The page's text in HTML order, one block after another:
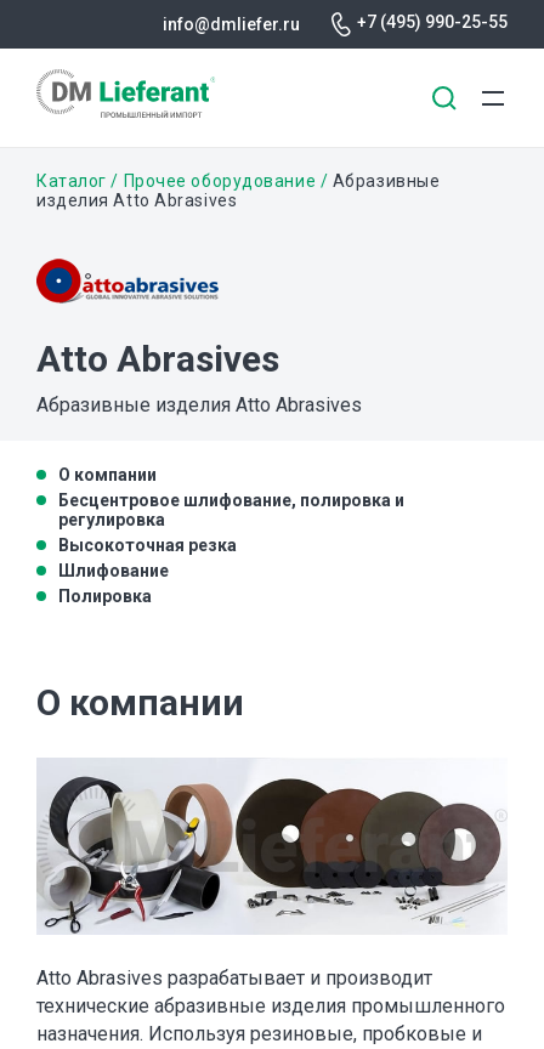
содержанию
info@dmliefer.ru +7 (495) 990-25-55
Строка
Каталог Прочее оборудование
Абразивные
изделия Atto Abrasives
Atto Abrasives
Абразивные изделия Atto Abrasives
О компании
Бесцентровое шлифование, полировка и
регулировка
Высокоточная резка
Шлифование
Полировка
О компании
Atto Abrasives разрабатывает и производит
технические абразивные изделия промышленного
назначения. Используя резиновые, пробковые и